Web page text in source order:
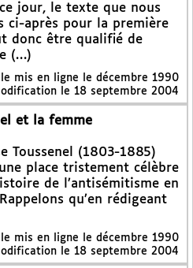
ce jour, le texte que nous
ci-après pour la première
donc être qualifié de
(…)
mis en ligne le décembre 1990
le 18 septembre 2004
et la femme
Toussenel (1803-1885)
place tristement célèbre
de l’antisémitisme en
qu’en rédigeant
mis en ligne le décembre 1990
le 18 septembre 2004